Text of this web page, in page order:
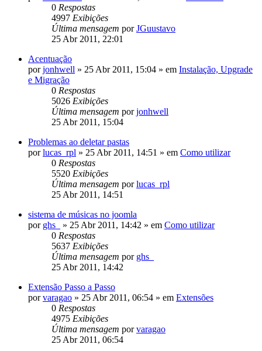
0 Respostas
4997 Exibições
Última mensagem porJGuustavo
25 Abr 2011, 22:01
Acentuação
porjonhwell » 25 Abr 2011, 15:04 » em Instalação, Upgrade
e Migração
0 Respostas
5026 Exibições
Última mensagem porjonhwell
25 Abr 2011, 15:04
Problemas ao deletar pastas
porlucas_rpl » 25 Abr 2011, 14:51 » em Como utilizar
0 Respostas
5520 Exibições
Última mensagem porlucas_rpl
25 Abr 2011, 14:51
sistema de músicas no joomla
por ghs_ » 25 Abr 2011, 14:42 » em Como utilizar
0 Respostas
5637 Exibições
Última mensagem por ghs_
25 Abr 2011, 14:42
Extensão Passo a Passo
porvaragao » 25 Abr 2011, 06:54 » em Extensões
0 Respostas
4975 Exibições
Última mensagem porvaragao
25 Abr 2011, 06:54